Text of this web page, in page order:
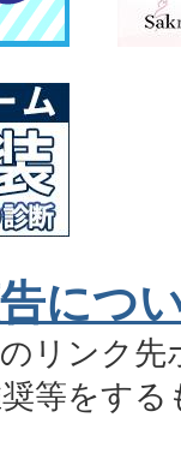
につ
リンク先
等をす